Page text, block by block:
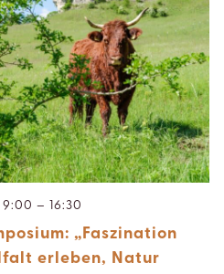
„Faszination
erleben, Natur
9:00 – 16:30